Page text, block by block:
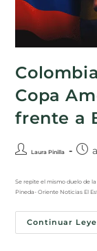
Copa
frente a
Laura Pinilla
Se repite el mismo duelo de
Pineda- Oriente Noticias El
Continuar